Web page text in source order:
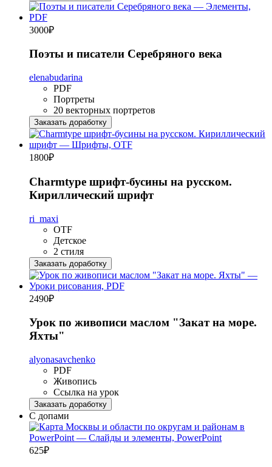
3000₽
Поэты и писатели Серебряного века
elenabudarina
PDF
Портреты
20 векторных портретов
Заказать доработку
1800₽
Charmtype шрифт-бусины на русском.
Кириллический шрифт
ri_maxi
OTF
Детское
2 стиля
Заказать доработку
2490₽
Урок по живописи маслом "Закат на море.
Яхты"
alyonasavchenko
PDF
Живопись
Ссылка на урок
Заказать доработку
С допами
625₽